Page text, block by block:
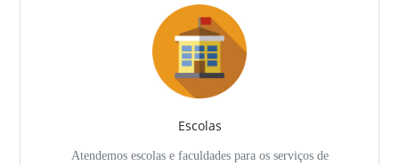
Escolas
Atendemos escolas e faculdades para os serviços de